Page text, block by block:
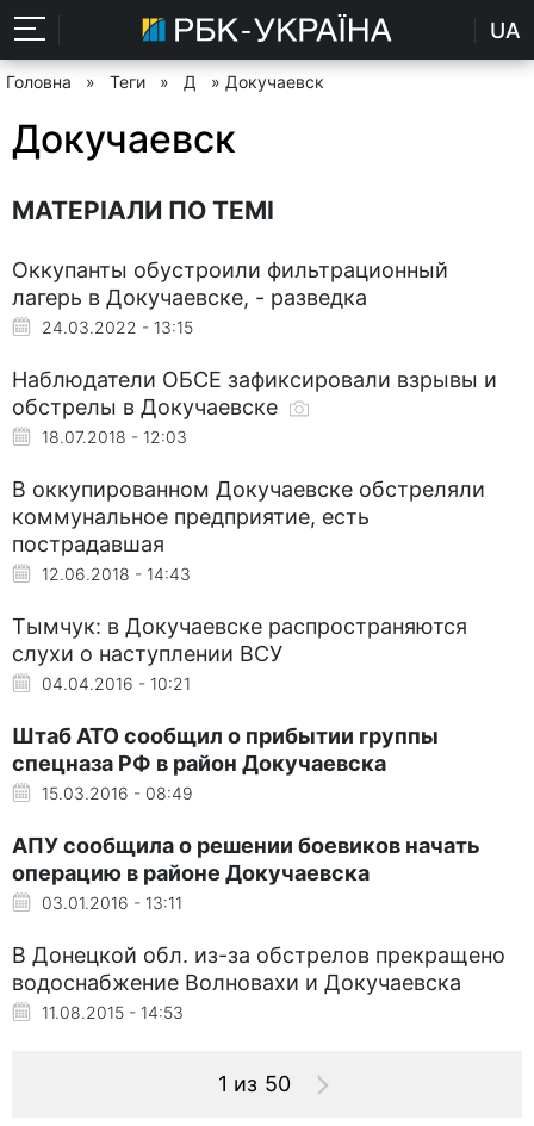
UA
Головна » Теги » Д » Докучаевск
Докучаевск
МАТЕРІАЛИ ПО ТЕМІ
Оккупанты обустроили фильтрационный
лагерь в Докучаевске, - разведка
24.03.2022 - 13:15
Наблюдатели ОБСЕ зафиксировали взрывы и
обстрелы в Докучаевске
18.07.2018 - 12:03
В оккупированном Докучаевске обстреляли
коммунальное предприятие, есть
пострадавшая
12.06.2018 - 14:43
Тымчук: в Докучаевске распространяются
слухи о наступлении ВСУ
04.04.2016 - 10:21
Штаб АТО сообщил о прибытии группы
спецназа РФ в район Докучаевска
15.03.2016 - 08:49
АПУ сообщила о решении боевиков начать
операцию в районе Докучаевска
03.01.2016 - 13:11
В Донецкой обл. из-за обстрелов прекращено
водоснабжение Волновахи и Докучаевска
11.08.2015 - 14:53
1 из 50